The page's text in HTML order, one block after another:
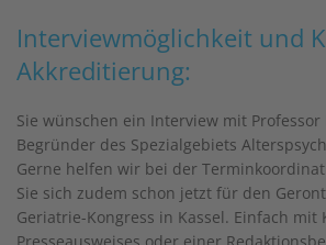
Interviewmöglichkeit und
Akkreditierung:
Sie wünschen ein Interview mit Professor
Begründer des Spezialgebiets
Gerne helfen wir bei der
Sie sich zudem schon jetzt für den
Geriatrie-Kongress in Kassel. Einfach mit